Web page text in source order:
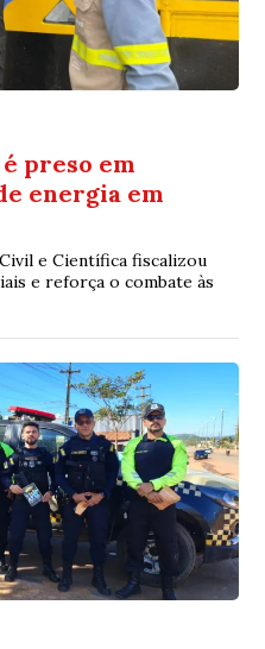
preso em
energia em
e Científica fiscalizou
e reforça o combate às